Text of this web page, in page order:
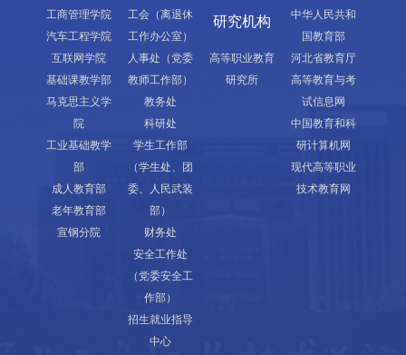
工商管理学院
汽车工程学院
互联网学院
基础课教学部
马克思主义学
院
工业基础教学
部
成人教育部
老年教育部
宣钢分院
工会（离退休
工作办公室）
人事处（党委
教师工作部）
教务处
科研处
学生工作部
（学生处、团
委、人民武装
部）
财务处
安全工作处
（党委安全工
作部）
招生就业指导
中心
研究机构
高等职业教育
研究所
中华人民共和
国教育部
河北省教育厅
高等教育与考
试信息网
中国教育和科
研计算机网
现代高等职业
技术教育网